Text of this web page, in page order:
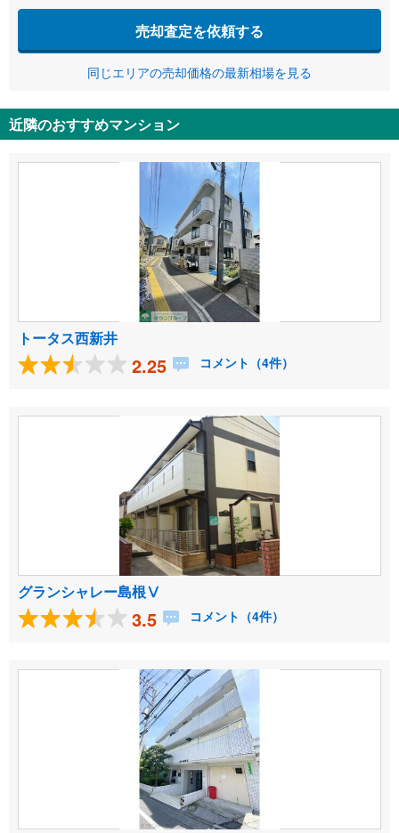
売却査定を依頼する
同じエリアの売却価格の最新相場を見る
近隣のおすすめマンション
トータス西新井
2.25 コメント（4件）
グランシャレー島根Ⅴ
3.5 コメント（4件）